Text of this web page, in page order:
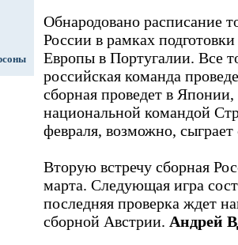
Обнародовано расписание
России в рамках
Европы в Португалии. Все
российская команда
сборная проведет в
национальной командой
февраля, возможно,
Вторую встречу сборная
марта. Следующая игра
последняя проверка ждет
сборной Австрии. Андрей